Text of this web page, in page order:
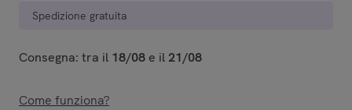
Spedizione gratuita
Consegna: tra il 18/08 e il 21/08
Come funziona?